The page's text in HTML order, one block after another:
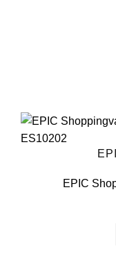
EPIC